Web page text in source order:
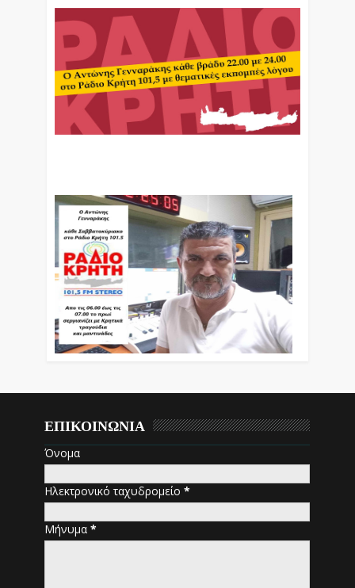
ΕΠΙΚΟΙΝΩΝΙΑ
Όνομα
Ηλεκτρονικό ταχυδρομείο*
Μήνυμα*